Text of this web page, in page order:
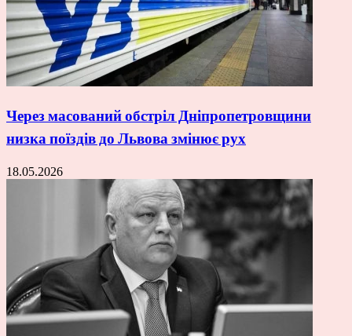
Через масований обстріл Дніпропетровщини
низка поїздів до Львова змінює рух
18.05.2026